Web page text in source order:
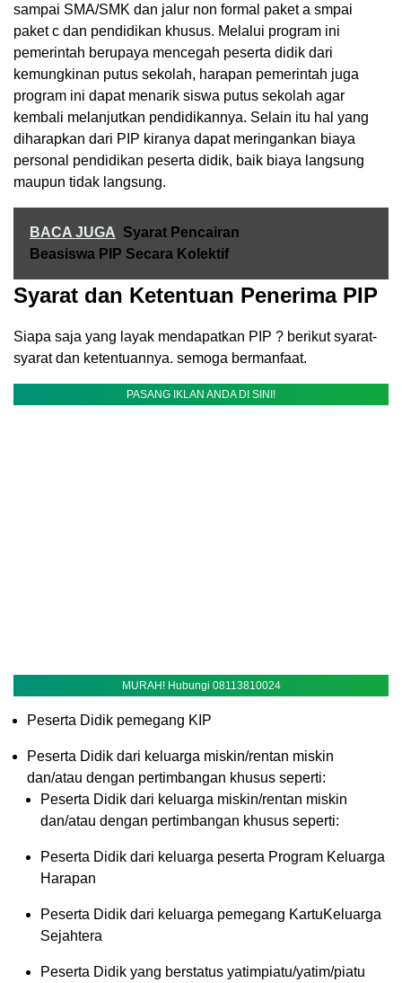
sampai SMA/SMK dan jalur non formal paket a smpai
paket c dan pendidikan khusus. Melalui program ini
pemerintah berupaya mencegah peserta didik dari
kemungkinan putus sekolah, harapan pemerintah juga
program ini dapat menarik siswa putus sekolah agar
kembali melanjutkan pendidikannya. Selain itu hal yang
diharapkan dari PIP kiranya dapat meringankan biaya
personal pendidikan peserta didik, baik biaya langsung
maupun tidak langsung.
BACA JUGA Syarat Pencairan
Beasiswa PIP Secara Kolektif
Syarat dan Ketentuan Penerima PIP
Siapa saja yang layak mendapatkan PIP ? berikut syarat-
syarat dan ketentuannya. semoga bermanfaat.
PASANG IKLAN ANDA DI SINI!
MURAH! Hubungi 08113810024
Peserta Didik pemegang KIP
Peserta Didik dari keluarga miskin/rentan miskin
dan/atau dengan pertimbangan khusus seperti:
Peserta Didik dari keluarga miskin/rentan miskin
dan/atau dengan pertimbangan khusus seperti:
Peserta Didik dari keluarga peserta Program Keluarga
Harapan
Peserta Didik dari keluarga pemegang KartuKeluarga
Sejahtera
Peserta Didik yang berstatus yatimpiatu/yatim/piatu